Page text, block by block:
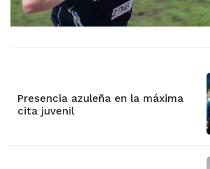
Presencia azuleña en la máxima
cita juvenil